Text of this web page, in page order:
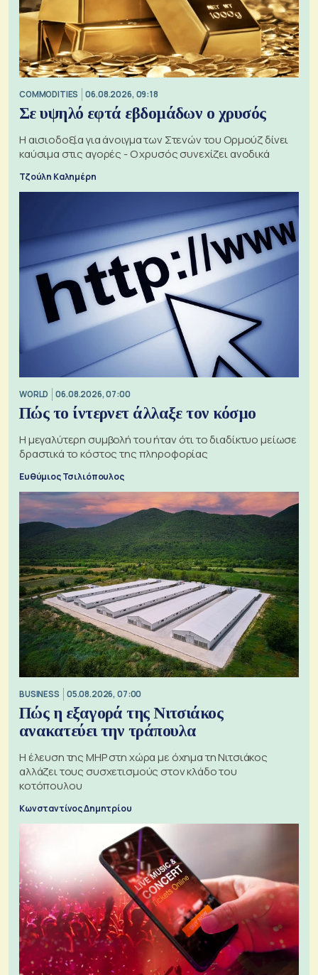
COMMODITIES 06.08.2026, 09:18
Σε υψηλό εφτά εβδομάδων ο χρυσός
Η αισιοδοξία για άνοιγμα των Στενών του Ορμούζ δίνει
καύσιμα στις αγορές - Ο χρυσός συνεχίζει ανοδικά
Τζούλη Καλημέρη
WORLD 06.08.2026, 07:00
Πώς το ίντερνετ άλλαξε τον κόσμο
Η μεγαλύτερη συμβολή του ήταν ότι το διαδίκτυο μείωσε
δραστικά το κόστος της πληροφορίας
Ευθύμιος Τσιλιόπουλος
BUSINESS 05.08.2026, 07:00
Πώς η εξαγορά της Νιτσιάκος
ανακατεύει την τράπουλα
H έλευση της MHP στη χώρα με όχημα τη Νιτσιάκος
αλλάζει τους συσχετισμούς στον κλάδο του
κοτόπουλου
Κωνσταντίνος Δημητρίου